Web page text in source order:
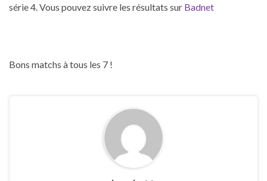
série 4. Vous pouvez suivre les résultats sur Badnet
Bons matchs à tous les 7 !